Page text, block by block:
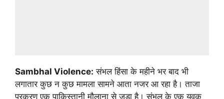
Sambhal Violence: संभल हिंसा के महीने भर बाद भी
लगातार कुछ न कुछ मामला सामने आता नजर आ रहा है। ताजा
प्रकरण एक पाकिस्तानी मौलाना से जुड़ा है। संभल के एक युवक